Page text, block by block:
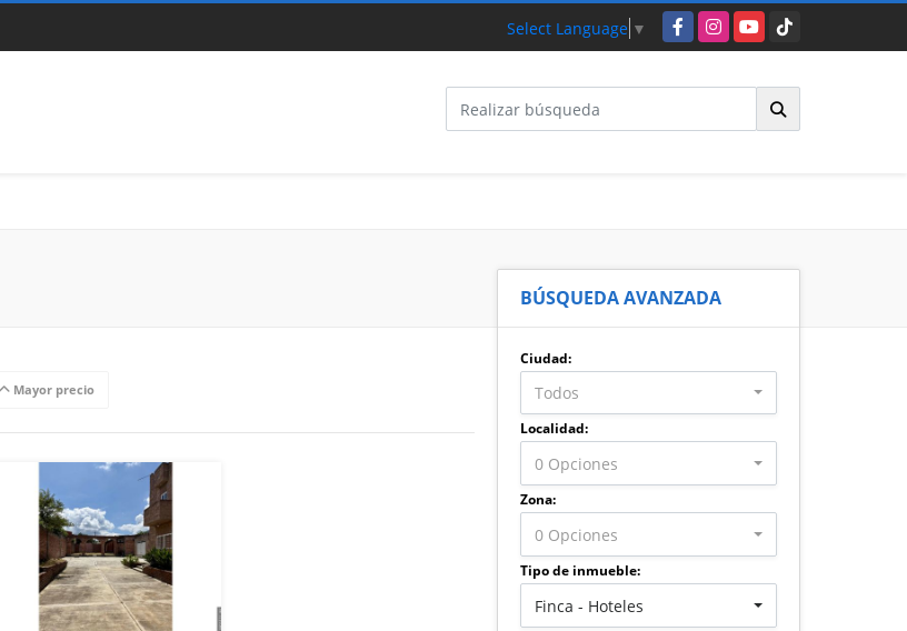
Select Language ▼ FacebookInstagramYouTubeTikTok
Mayor precio
BÚSQUEDA AVANZADA
Ciudad:
Todos
Localidad:
0 Opciones
Zona:
0 Opciones
Tipo de inmueble:
Finca - Hoteles